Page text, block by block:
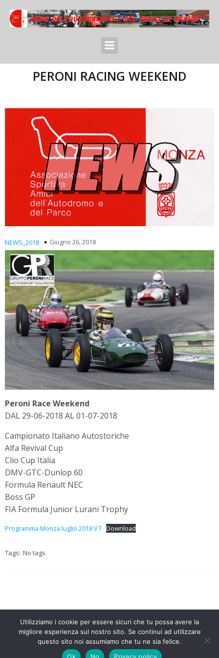
PERONI RACING WEEKEND
NEWS_2018 Giugno 26, 2018
Peroni Race Weekend
DAL 29-06-2018 AL 01-07-2018
Campionato Italiano Autostoriche
Alfa Revival Cup
Clio Cup Italia
DMV-GTC-Dunlop 60
Formula Renault NEC
Boss GP
FIA Formula Junior Lurani Trophy
Programma Monza luglio 2018 V7 Download
Tags: No tags
© 2026 Amici Autodromo. Created with
using
WordPress andKubio
Utilizziamo i cookie per essere sicuri che tu possa avere la
migliore esperienza sul nostro sito. Se continui ad utilizzare
questo sito noi assumiamo che tu ne sia felice.
Ok
No Privacy policy